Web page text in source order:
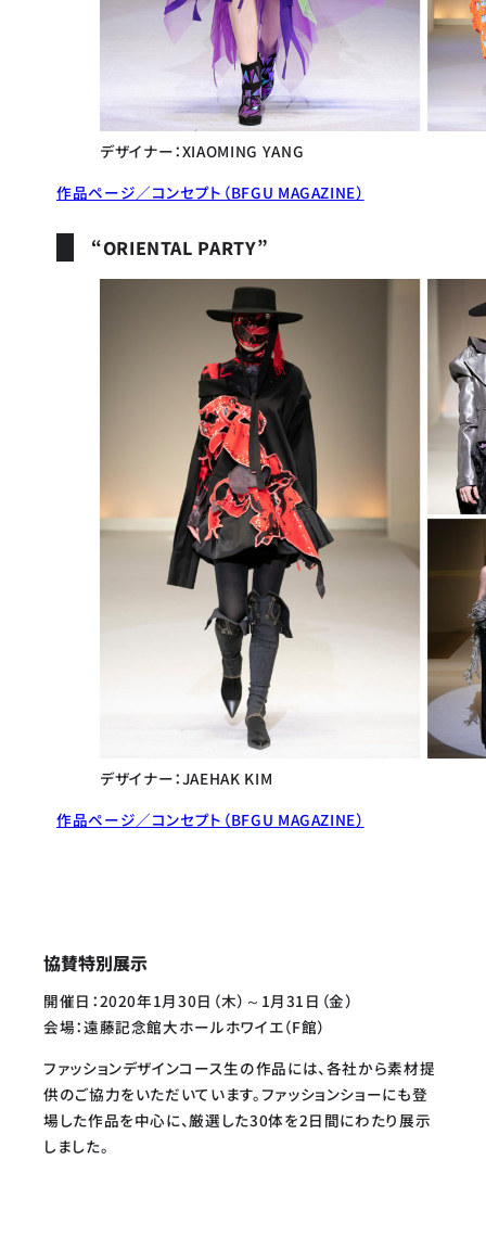
デザイナー：XIAOMING YANG
作品ページ／コンセプト（BFGU MAGAZINE）
“ORIENTAL PARTY”
デザイナー：JAEHAK KIM
作品ページ／コンセプト（BFGU MAGAZINE）
協賛特別展示
開催日：2020年1月30日（木）～1月31日（金）
会場：遠藤記念館大ホールホワイエ（F館）
ファッションデザインコース生の作品には、各社から素材提
供のご協力をいただいています。ファッションショーにも登
場した作品を中心に、厳選した30体を2日間にわたり展示
しました。